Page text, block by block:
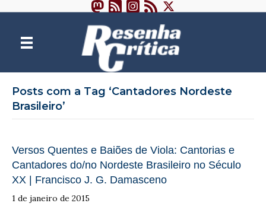
Posts com a Tag ‘Cantadores Nordeste
Brasileiro’
Versos Quentes e Baiões de Viola: Cantorias e
Cantadores do/no Nordeste Brasileiro no Século
XX | Francisco J. G. Damasceno
1 de janeiro de 2015